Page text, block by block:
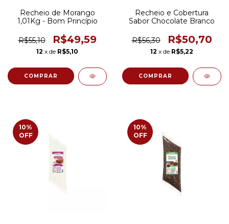
Recheio de Morango
1,01Kg - Bom Princípio
R$55,10 R$49,59
12 x de R$5,10
Recheio e Cobertura
Sabor Chocolate Branco
R$56,30 R$50,70
12 x de R$5,22
10%
OFF
10%
OFF